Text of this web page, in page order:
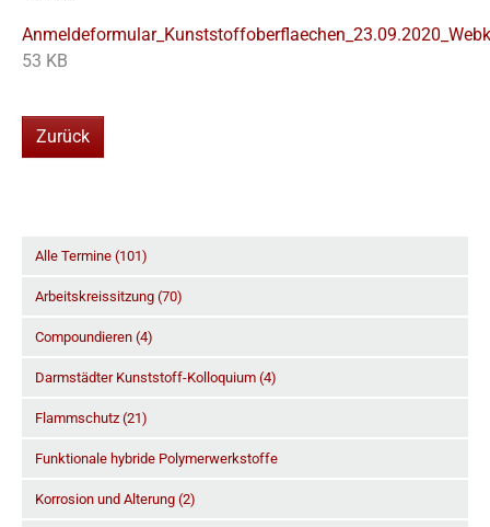
53 KB
Zurück
Alle Termine (101)
Arbeitskreissitzung (70)
Compoundieren (4)
Darmstädter Kunststoff-Kolloquium (4)
Flammschutz (21)
Funktionale hybride Polymerwerkstoffe
Korrosion und Alterung (2)